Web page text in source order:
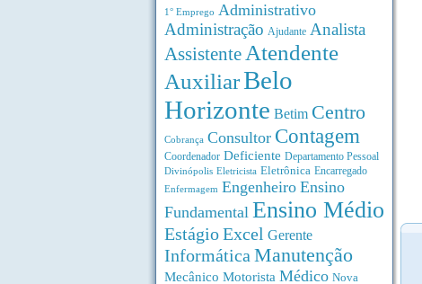
1° Emprego Administrativo
Administração Ajudante Analista
Assistente Atendente
AuxiliarBelo
Horizonte Betim Centro
Cobrança Consultor Contagem
Coordenador Deficiente Departamento Pessoal
Divinópolis Eletricista Eletrônica Encarregado
Enfermagem Engenheiro Ensino
Fundamental Ensino Médio
EstágioExcel Gerente
Informática Manutenção
Mecânico Motorista Médico Nova